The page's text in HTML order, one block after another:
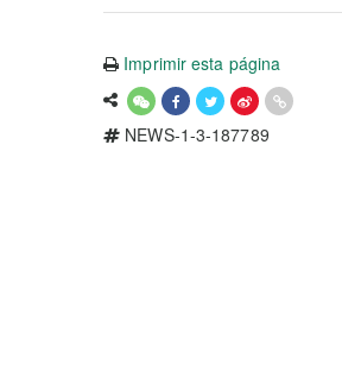
Imprimir esta página
NEWS-1-3-187789